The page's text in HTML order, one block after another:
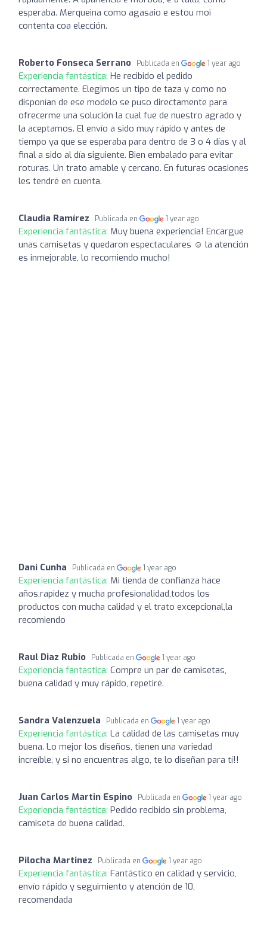
esperaba. Merqueina como agasaio e estou moi
contenta coa elección.
Roberto Fonseca Serrano Publicada en 1 year ago
Experiencia fantástica: He recibido el pedido
correctamente. Elegimos un tipo de taza y como no
disponían de ese modelo se puso directamente para
ofrecerme una solución la cual fue de nuestro agrado y
la aceptamos. El envío a sido muy rápido y antes de
tiempo ya que se esperaba para dentro de 3 o 4 días y al
final a sido al día siguiente. Bien embalado para evitar
roturas. Un trato amable y cercano. En futuras ocasiones
les tendré en cuenta.
Claudia Ramírez Publicada en 1 year ago
Experiencia fantástica: Muy buena experiencia! Encargue
unas camisetas y quedaron espectaculares ☺️ la atención
es inmejorable, lo recomiendo mucho!
Dani Cunha Publicada en 1 year ago
Experiencia fantástica: Mi tienda de confianza hace
años,rapidez y mucha profesionalidad,todos los
productos con mucha calidad y el trato excepcional,la
recomiendo
Raul Diaz Rubio Publicada en 1 year ago
Experiencia fantástica: Compre un par de camisetas,
buena calidad y muy rápido, repetiré.
Sandra Valenzuela Publicada en 1 year ago
Experiencia fantástica: La calidad de las camisetas muy
buena. Lo mejor los diseños, tienen una variedad
increíble, y si no encuentras algo, te lo diseñan para tí!!
Juan Carlos Martin Espino Publicada en 1 year ago
Experiencia fantástica: Pedido recibido sin problema,
camiseta de buena calidad.
Pilocha Martinez Publicada en 1 year ago
Experiencia fantástica: Fantástico en calidad y servicio,
envío rápido y seguimiento y atención de 10,
recomendada